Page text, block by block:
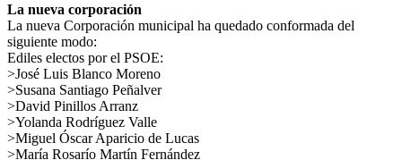
La nueva corporación
La nueva Corporación municipal ha quedado conformada del
siguiente modo:
Ediles electos por el PSOE:
>José Luis Blanco Moreno
>Susana Santiago Peñalver
>David Pinillos Arranz
>Yolanda Rodríguez Valle
>Miguel Óscar Aparicio de Lucas
>María Rosarío Martín Fernández